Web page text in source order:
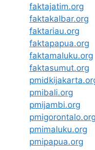
faktajatim.org
faktakalbar.org
faktariau.org
faktapapua.org
faktamaluku.org
faktasumut.org
pmibali.org
pmijambi.org
pmigorontalo.org
pmimaluku.org
pmipapua.org